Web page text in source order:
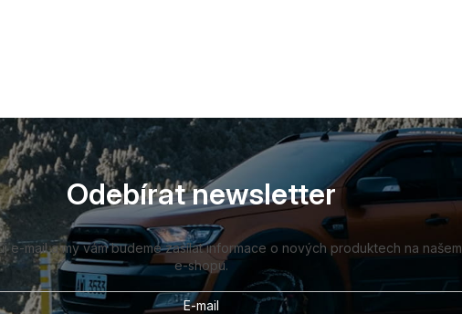
Odebírat newsletter
e-mail a my vám budeme zasílat informace o nových produktech na našem
e-shopu.
E-mail